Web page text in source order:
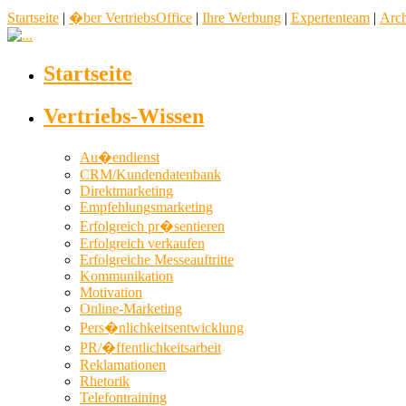
Startseite | �ber VertriebsOffice | Ihre Werbung | Expertenteam |
Startseite
Vertriebs-Wissen
Au�endienst
CRM/Kundendatenbank
Direktmarketing
Empfehlungsmarketing
Erfolgreich pr�sentieren
Erfolgreich verkaufen
Erfolgreiche Messeauftritte
Kommunikation
Motivation
Online-Marketing
Pers�nlichkeitsentwicklung
PR/�ffentlichkeitsarbeit
Reklamationen
Rhetorik
Telefontraining